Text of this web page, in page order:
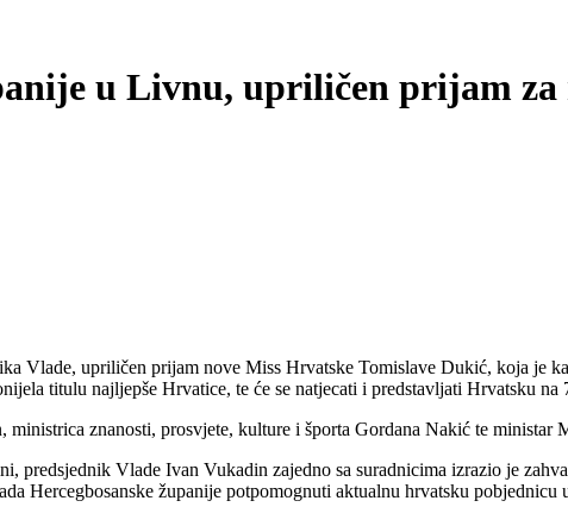
u Livnu, upriličen prijam
Vlade, upriličen prijam nove Miss Hrvatske Tomislave Dukić, koja je
titulu najljepše Hrvatice, te će se natjecati i predstavljati Hrvatsku na
znanosti, prosvjete, kulture i športa Gordana Nakić te ministar
predsjednik Vlade Ivan Vukadin zajedno sa suradnicima izrazio je
Hercegbosanske županije potpomognuti aktualnu hrvatsku pobjednicu